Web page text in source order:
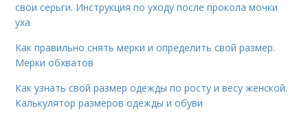
свои серьги. Инструкция по уходу после прокола мочки
уха
Как правильно снять мерки и определить свой размер.
Мерки обхватов
Как узнать свой размер одежды по росту и весу женской.
Калькулятор размеров одежды и обуви